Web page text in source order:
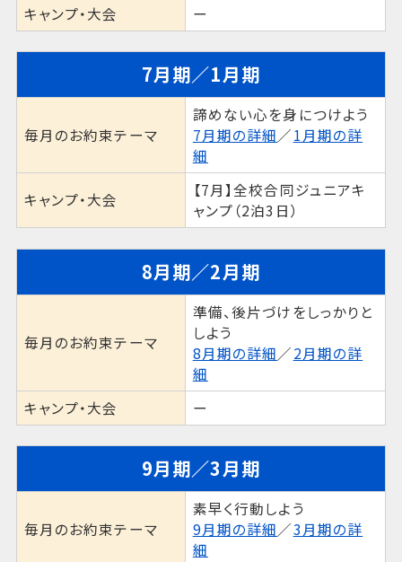
キャンプ・大会
ー
7月期／1月期
毎月のお約束テーマ
諦めない心を身につけよう
7月期の詳細／1月期の詳
細
キャンプ・大会
【7月】全校合同ジュニアキ
ャンプ（2泊3日）
8月期／2月期
毎月のお約束テーマ
準備、後片づけをしっかりと
しよう
8月期の詳細／2月期の詳
細
キャンプ・大会
ー
9月期／3月期
毎月のお約束テーマ
素早く行動しよう
9月期の詳細／3月期の詳
細